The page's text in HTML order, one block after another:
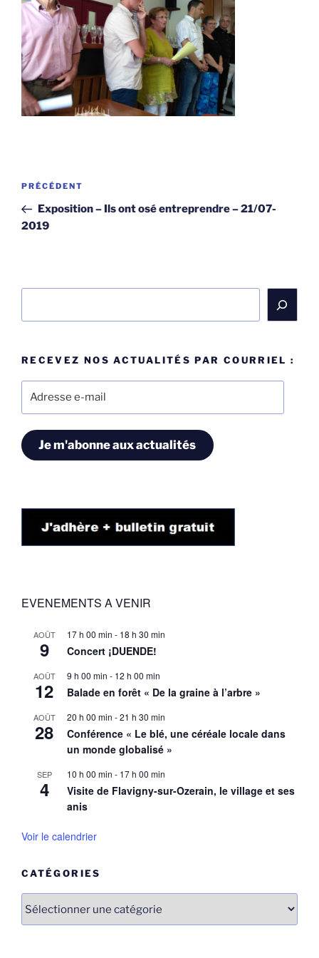
Navigation
l’article
Article
précédent
PRÉCÉDENT
Exposition – Ils ont osé entreprendre – 21/07-
2019
RECEVEZ NOS ACTUALITÉS PAR COURRIEL :
Je m'abonne aux actualités
EVENEMENTS A VENIR
AOÛT
9
17 h 00 min - 18 h 30 min
Concert ¡DUENDE!
AOÛT
12
9 h 00 min - 12 h 00 min
Balade en forêt « De la graine à l’arbre »
AOÛT
28
20 h 00 min -21 h 30 min
Conférence « Le blé, une céréale locale dans
un monde globalisé »
SEP
4
10 h 00 min - 17 h 00 min
Visite de Flavigny-sur-Ozerain, le village et ses
anis
Voir le calendrier
CATÉGORIES